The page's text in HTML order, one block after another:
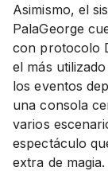
Asimismo, el
PalaGeorge
con protocolo
el más
los eventos
una consola
varios
espectáculo
extra de magia.